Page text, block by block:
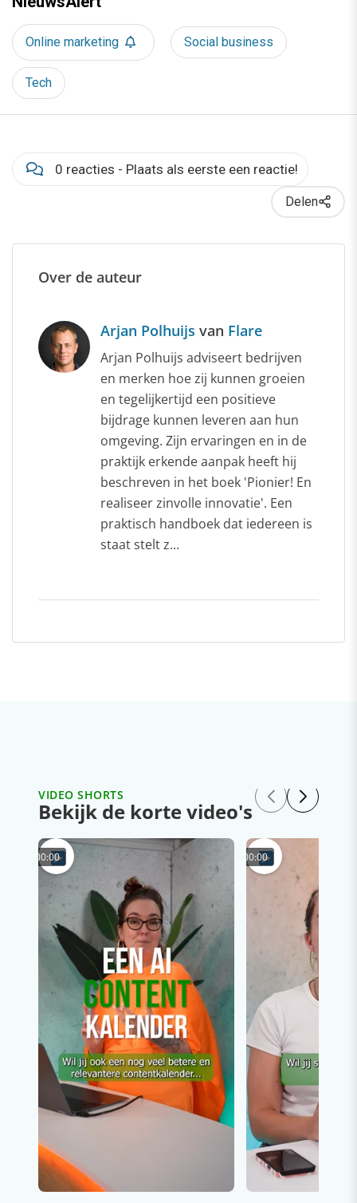
Online marketing Social business
Tech
0 reacties - Plaats als eerste een reactie!
Delen
Over de auteur
Arjan Polhuijs van Flare
Arjan Polhuijs adviseert bedrijven
en merken hoe zij kunnen groeien
en tegelijkertijd een positieve
bijdrage kunnen leveren aan hun
omgeving. Zijn ervaringen en in de
praktijk erkende aanpak heeft hij
beschreven in het boek 'Pionier! En
realiseer zinvolle innovatie'. Een
praktisch handboek dat iedereen is
staat stelt z...
VIDEO SHORTS
Bekijk de korte video's
00:00 00:00